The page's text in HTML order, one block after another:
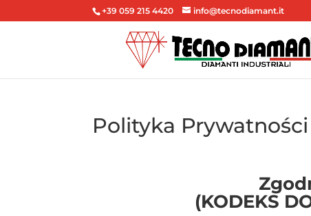
+39 059 215 4420 info@tecnodiamant.it
Polityka Prywatności
(KODEKS